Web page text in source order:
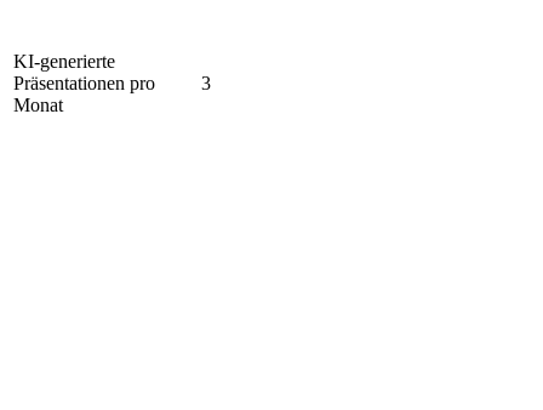
KI-generierte
Präsentationen pro
Monat
3